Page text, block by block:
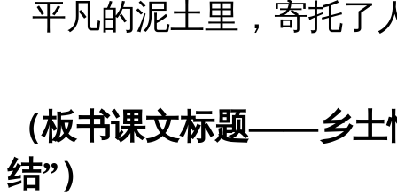
平凡的泥土里，寄托
（板书课文标题——乡土
结”）